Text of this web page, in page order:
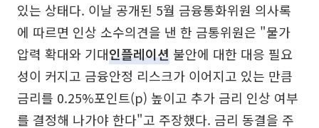
있는 상태다. 이날 공개된 5월 금융통화위원 의사록
에 따르면 인상 소수의견을 낸 한 금통위원은 "물가
압력 확대와 기대인플레이션 불안에 대한 대응 필요
성이 커지고 금융안정 리스크가 이어지고 있는 만큼
금리를 0.25%포인트(p) 높이고 추가 금리 인상 여부
를 결정해 나가야 한다"고 주장했다. 금리 동결을 주